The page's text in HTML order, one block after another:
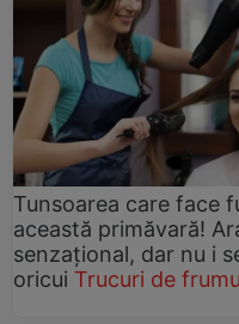
Tunsoarea care face
această primăvară!
senzațional, dar nu i
oricui Trucuri de